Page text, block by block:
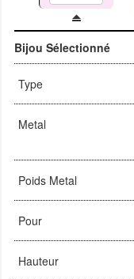
Bijou Sélectionné
Type
Metal
Poids Metal
Pour
Hauteur